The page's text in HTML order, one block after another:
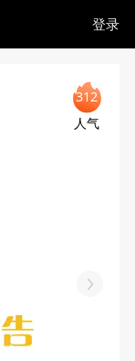
登录
312
人气